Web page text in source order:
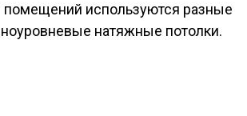
используются разные
натяжные потолки.